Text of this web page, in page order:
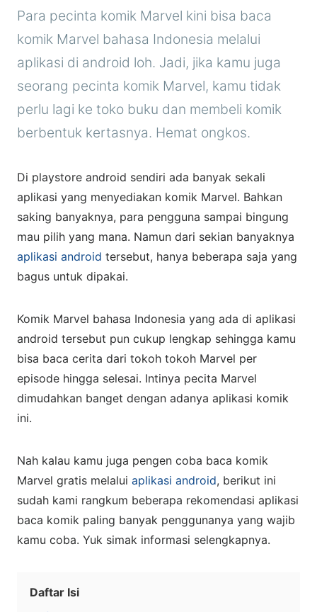
Para pecinta komik Marvel kini bisa baca
komik Marvel bahasa Indonesia melalui
aplikasi di android loh. Jadi, jika kamu juga
seorang pecinta komik Marvel, kamu tidak
perlu lagi ke toko buku dan membeli komik
berbentuk kertasnya. Hemat ongkos.
Di playstore android sendiri ada banyak sekali
aplikasi yang menyediakan komik Marvel. Bahkan
saking banyaknya, para pengguna sampai bingung
mau pilih yang mana. Namun dari sekian banyaknya
aplikasi android tersebut, hanya beberapa saja yang
bagus untuk dipakai.
Komik Marvel bahasa Indonesia yang ada di aplikasi
android tersebut pun cukup lengkap sehingga kamu
bisa baca cerita dari tokoh tokoh Marvel per
episode hingga selesai. Intinya pecita Marvel
dimudahkan banget dengan adanya aplikasi komik
ini.
Nah kalau kamu juga pengen coba baca komik
Marvel gratis melalui aplikasi android, berikut ini
sudah kami rangkum beberapa rekomendasi aplikasi
baca komik paling banyak penggunanya yang wajib
kamu coba. Yuk simak informasi selengkapnya.
Daftar Isi